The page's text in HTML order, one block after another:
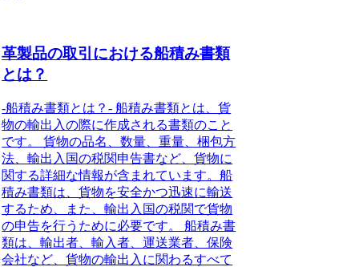
革製品の取引における船積み書類
とは？
-船積み書類とは？- 船積み書類とは、貨
物の輸出入の際に作成される書類のこと
です。 貨物の品名、数量、重量、梱包方
法、輸出入国の税関申告書など、貨物に
関する詳細な情報が含まれています。船
積み書類は、貨物を安全かつ迅速に輸送
するため、また、輸出入国の税関で貨物
の申告を行うために必要です。 船積み書
類は、輸出者、輸入者、運送業者、保険
会社など、貨物の輸出入に関わるすべて